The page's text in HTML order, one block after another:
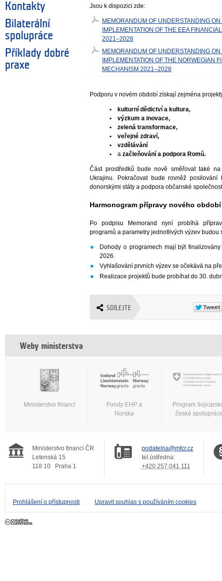
Kontakty
Bilaterální
spolupráce
Příklady dobré
praxe
Jsou k dispozici zde:
MEMORANDUM OF UNDERSTANDING ON
IMPLEMENTATION OF THE EEA
2021–2028
MEMORANDUM OF UNDERSTANDING ON
IMPLEMENTATION OF THE NORWEGIAN
MECHANISM 2021–2028
Podporu v novém období získají zejména
• kulturní dědictví a kultura,
• výzkum a inovace,
• zelená transformace,
• veřejné zdraví,
• vzdělávání
•
azačleňování a podpora Romů.
Část prostředků bude nově směřovat také
Ukrajinu. Pokračovat bude rovněž
donorskými státy a podpora občanské
Harmonogram přípravy nového období
Po podpisu Memorand nyní probíhá
programů a parametry jednotlivých výzev
Dohody o programech mají být
2026.
Vyhlašování prvních výzev se očekává na
Realizace projektů bude probíhat do 30.
SDÍLEJTE
Weby ministerstva
Ministerstvo financí
Fondy EHP a
Norska
Program
české
Ministerstvo financí ČR
Letenská 15
118 10
Praha 1
podatelna@mfcr.cz
tel.ústředna:
+420 257 041 111
Prohlášení o přístupnosti Upravit souhlas s používáním cookies